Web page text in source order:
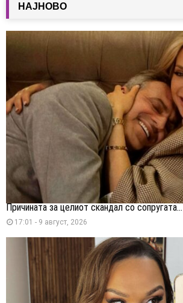
НАЈНОВО
Причината за целиот скандал со сопругата...
17:01 - 9 август, 2026